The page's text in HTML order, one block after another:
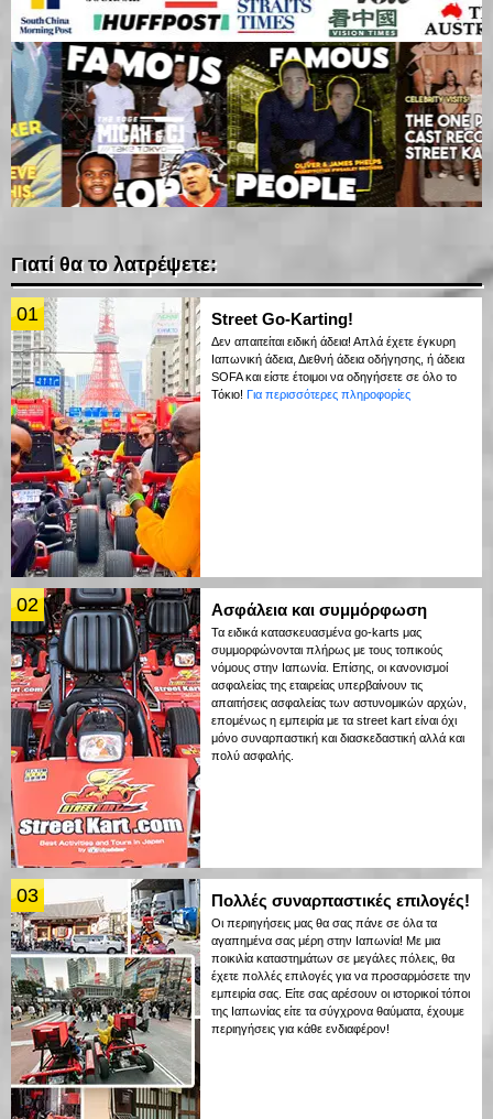
Γιατί θα το λατρέψετε:
01 Street Go-Karting!
Δεν απαιτείται ειδική άδεια! Απλά έχετε έγκυρη
Ιαπωνική άδεια, Διεθνή άδεια οδήγησης, ή άδεια
SOFA και είστε έτοιμοι να οδηγήσετε σε όλο το
Τόκιο! Για περισσότερες πληροφορίες
02 Ασφάλεια και συμμόρφωση
Τα ειδικά κατασκευασμένα go-karts μας
συμμορφώνονται πλήρως με τους τοπικούς
νόμους στην Ιαπωνία. Επίσης, οι κανονισμοί
ασφαλείας της εταιρείας υπερβαίνουν τις
απαιτήσεις ασφαλείας των αστυνομικών αρχών,
επομένως η εμπειρία με τα street kart είναι όχι
μόνο συναρπαστική και διασκεδαστική αλλά και
πολύ ασφαλής.
03 Πολλές συναρπαστικές επιλογές!
Οι περιηγήσεις μας θα σας πάνε σε όλα τα
αγαπημένα σας μέρη στην Ιαπωνία! Με μια
ποικιλία καταστημάτων σε μεγάλες πόλεις, θα
έχετε πολλές επιλογές για να προσαρμόσετε την
εμπειρία σας. Είτε σας αρέσουν οι ιστορικοί τόποι
της Ιαπωνίας είτε τα σύγχρονα θαύματα, έχουμε
περιηγήσεις για κάθε ενδιαφέρον!